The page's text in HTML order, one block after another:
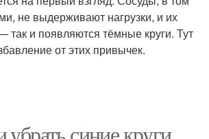
не выдерживают нагрузки, и их
так и появляются тёмные круги. Тут
от этих привычек.